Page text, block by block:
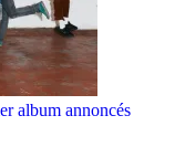
album annoncés